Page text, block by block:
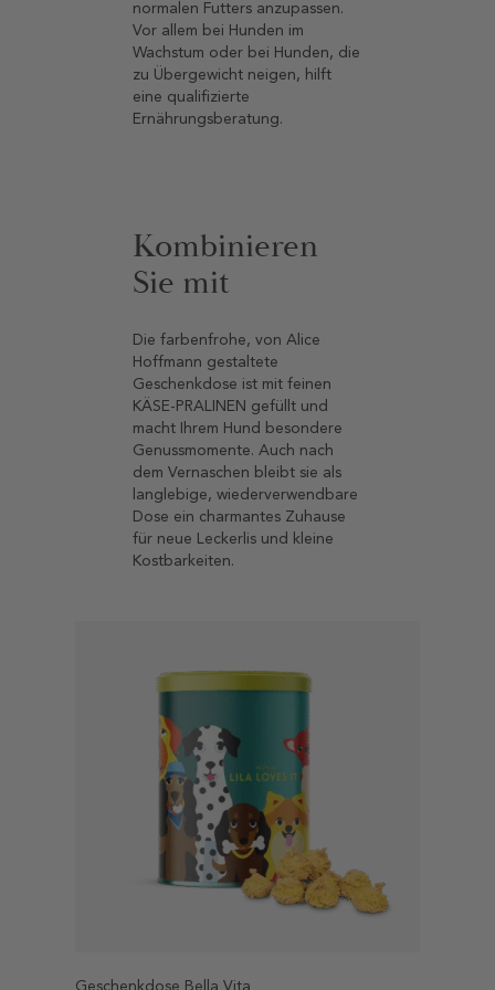
und bei der Verdauung helfen.
Frischer
Parmesan
Parmesan enthält weniger
Laktose als viele andere
Käsesorten und ist reich an
ist reich an Ballaststoffen,
darunter Vitamin C, Vitamin A, B-
Magnesium, Calcium, Eisen, Zink
und Antioxidantien.
BlütenpollenBlütenpollen können die
Verdauung fördern und das
Immunsystem stärken. Sie
enthalten viele Vitamine,
Mineralstoffe und Aminosäuren.
Kurkuma
dieses Superfood anderem stark
Eigenschaften aufweisen.
normalen Futters anzupassen.
Vor allem bei Hunden im
Wachstum oder bei Hunden, die
zu Übergewicht neigen, hilft
eine qualifizierte
Ernährungsberatung.
Geschenkdose Bella Vita
Kombinieren
Sie mit
Die farbenfrohe, von Alice
Hoffmann gestaltete
Geschenkdose ist mit feinen
KÄSE-PRALINEN gefüllt und
macht Ihrem Hund besondere
Genussmomente. Auch nach
dem Vernaschen bleibt sie als
langlebige, wiederverwendbare
Dose ein charmantes Zuhause
für neue Leckerlis und kleine
Kostbarkeiten.